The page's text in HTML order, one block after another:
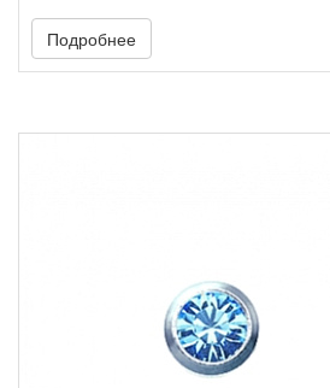
Прокалывание ушей– очень
всегда. Поэтому прокалывание ушей –
востребована и поэтому всегда
Подробнее